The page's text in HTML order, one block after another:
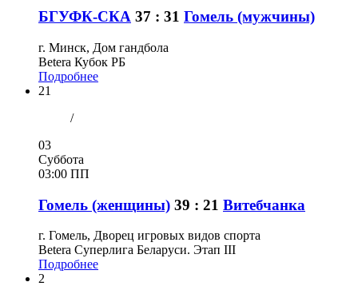
БГУФК-СКА 37 : 31 Гомель (мужчины)
г. Минск, Дом гандбола
Betera Кубок РБ
Подробнее
21
/
03
Суббота
03:00 ПП
Гомель (женщины) 39 : 21 Витебчанка
г. Гомель, Дворец игровых видов спорта
Betera Суперлига Беларуси. Этап III
Подробнее
2